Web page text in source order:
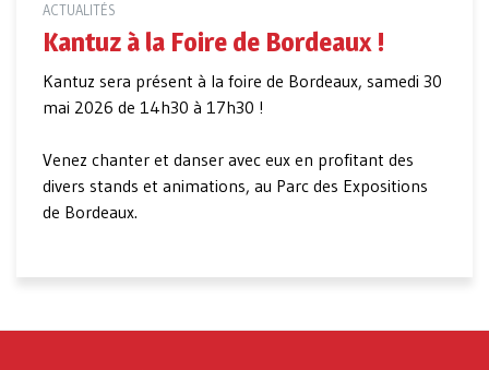
ACTUALITÉS
Kantuz à la Foire de Bordeaux !
Kantuz sera présent à la foire de Bordeaux, samedi 30
mai 2026 de 14h30 à 17h30 !
Venez chanter et danser avec eux en profitant des
divers stands et animations, au Parc des Expositions
de Bordeaux.